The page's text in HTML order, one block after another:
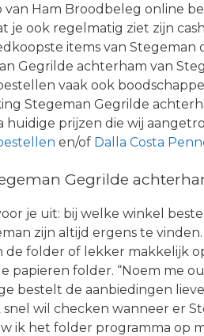
Ham Broodbeleg online
je ook regelmatig ziet zijn
items van Stegeman
Gegrilde achterham van
vaak ook
Stegeman Gegrilde
huidige prijzen die wij
en/of Dalla Costa
Gegrilde
je uit: bij welke winkel
zijn altijd ergens te
de folder of lekker makkelijk
papieren folder. “Noem me
bestelt de aanbiedingen
snel wil checken wanneer er
ik het folder programma op